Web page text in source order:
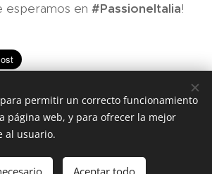
esperamos en #PassioneItalia!
la Cámara de Comercio e Industria Italiana
permitir un correcto funcionamiento
página web, y para ofrecer la mejor
al usuario.
Aceptar todo